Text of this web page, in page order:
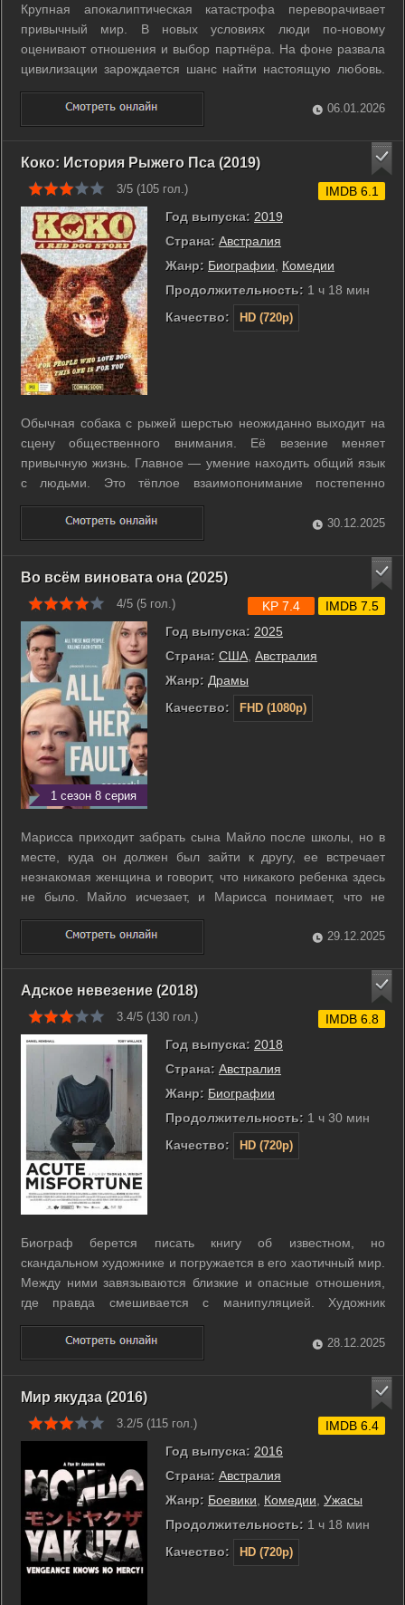
Крупная апокалиптическая катастрофа переворачивает
привычный мир. В новых условиях люди по-новому
оценивают отношения и выбор партнёра. На фоне развала
цивилизации зарождается шанс найти настоящую любовь.
...
06.01.2026
Коко: История Рыжего Пса (2019)
3/5 (105 гол.)
Год выпуска: 2019
Страна: Австралия
Жанр: Биографии, Комедии
Продолжительность: 1 ч 18 мин
Качество:
HD (720p)
IMDB 6.1
Обычная собака с рыжей шерстью неожиданно выходит на
сцену общественного внимания. Её везение меняет
привычную жизнь. Главное — умение находить общий язык
с людьми. Это тёплое взаимопонимание постепенно
приносит ей известность. ...
30.12.2025
Во всём виновата она (2025)
4/5 (5 гол.)
1 сезон 8 серия
Год выпуска: 2025
Страна: США Австралия
Жанр: Драмы
Качество:
FHD (1080p)
KP 7.4 IMDB 7.5
Марисса приходит забрать сына Майло после школы, но в
месте, куда он должен был зайти к другу, ее встречает
незнакомая женщина и говорит, что никакого ребенка здесь
не было. Майло исчезает, и Марисса понимает, что не
может доверять ни словам взрослых, ни привычным
объяснениям. Она пытается восстановить последние часы
сына, опрашивает родителей, ...
29.12.2025
Адское невезение (2018)
3.4/5 (130 гол.)
Год выпуска: 2018
Страна: Австралия
Жанр: Биографии
Продолжительность: 1 ч 30 мин
Качество:
HD (720p)
IMDB 6.8
Биограф берется писать книгу об известном, но
скандальном художнике и погружается в его хаотичный мир.
Между ними завязываются близкие и опасные отношения,
где правда смешивается с манипуляцией. Художник
провоцирует, шокирует и постоянно меняет правила игры,
проверяя границы доверия. Биограф пытается сохранить
дистанцию, но все чаще оказывается ...
28.12.2025
Мир якудза (2016)
3.2/5 (115 гол.)
Год выпуска: 2016
Страна: Австралия
Жанр: Боевики Комедии Ужасы
Продолжительность: 1 ч 18 мин
Качество:
HD (720p)
IMDB 6.4